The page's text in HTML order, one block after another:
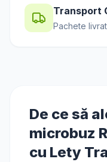
Transport
Pachete
De ce să
microbuz
cu Lety